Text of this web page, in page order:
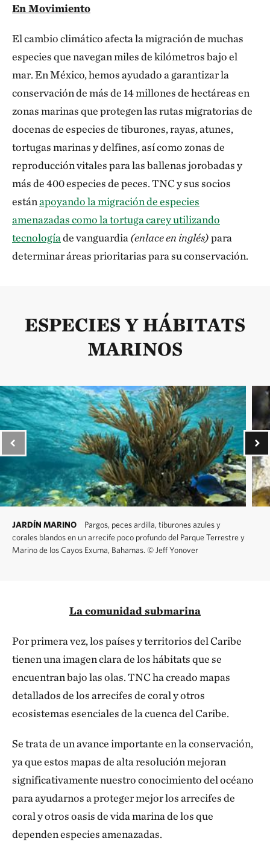
En Movimiento
El cambio climático afecta la migración de muchas
especies que navegan miles de kilómetros bajo el
mar. En México, hemos ayudado a garantizar la
conservación de más de 14 millones de hectáreas en
zonas marinas que protegen las rutas migratorias de
docenas de especies de tiburones, rayas, atunes,
tortugas marinas y delfines, así como zonas de
reproducción vitales para las ballenas jorobadas y
más de 400 especies de peces. TNC y sus socios
estánapoyando la migración de especies
amenazadas como la tortuga carey utilizando
tecnologíade vanguardia (enlace en inglés)para
determinar áreas prioritarias para su conservación.
ESPECIES Y HÁBITATS
MARINOS
JARDÍN MARINO
Pargos, peces ardilla, tiburones azules y
corales blandos en un arrecife poco profundo del Parque Terrestre y
Marino de los Cayos Exuma, Bahamas. © Jeff Yonover
La comunidad submarina
Por primera vez, los países y territorios del Caribe
tienen una imagen clara de los hábitats que se
encuentran bajo las olas. TNC ha creado mapas
detallados de los arrecifes de coral y otros
ecosistemas esenciales de la cuenca del Caribe.
Se trata de un avance importante en la conservación,
ya que estos mapas de alta resolución mejoran
significativamente nuestro conocimiento del océano
para ayudarnos a proteger mejor los arrecifes de
coral y otros oasis de vida marina de los que
dependen especies amenazadas.